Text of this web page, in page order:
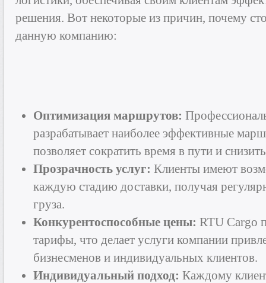
решения. Вот некоторые из причин, почему
данную компанию:
Оптимизация маршрутов:
разрабатывает наиболее эффективные
позволяет сократить время в пути и
Прозрачность услуг: Клиенты имеют
каждую стадию доставки, получая
груза.
Конкурентоспособные цены: RTU Cargo
тарифы, что делает услуги компании
бизнесменов и индивидуальных клиентов.
Индивидуальный подход: Каждому